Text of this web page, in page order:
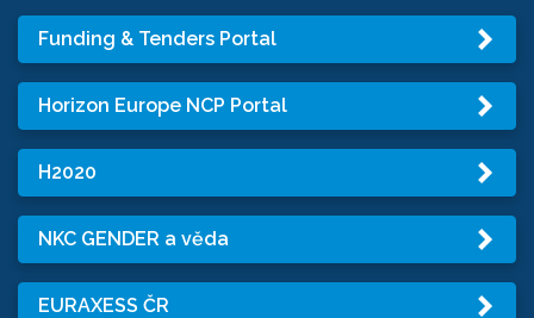
Funding & Tenders Portal
Horizon Europe NCP Portal
H2020
NKC GENDER a věda
EURAXESS ČR